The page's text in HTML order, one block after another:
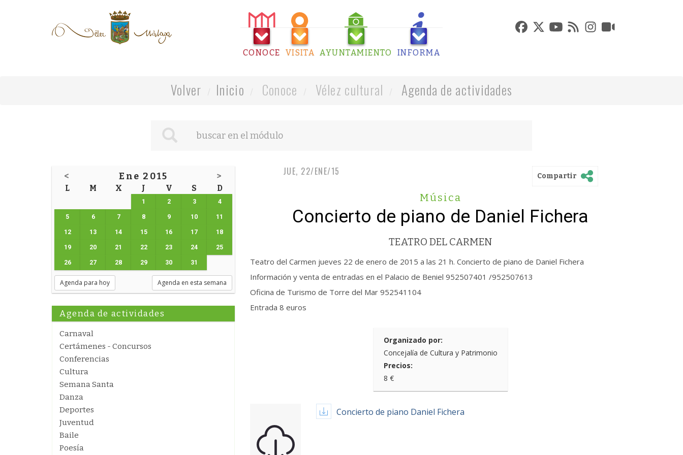
CONOCE VISITA AYUNTAMIENTO INFORMA
Volver Inicio Conoce Vélez cultural Agenda de actividades
< Ene 2015 >
L M X J V S D
1 2 3 4
5 6 7 8 9 10 11
12 13 14 15 16 17 18
19 20 21 22 23 24 25
26 27 28 29 30 31
Agenda para hoy Agenda en esta semana
Agenda de actividades
Carnaval
Certámenes - Concursos
Conferencias
Cultura
Semana Santa
Danza
Deportes
Juventud
Baile
Poesía
JUE, 22/ENE/15 Compartir
Música
Concierto de piano de Daniel Fichera
TEATRO DEL CARMEN
Teatro del Carmen jueves 22 de enero de 2015 a las 21 h. Concierto de piano de Daniel Fichera
Información y venta de entradas en el Palacio de Beniel 952507401 /952507613
Oficina de Turismo de Torre del Mar 952541104
Entrada 8 euros
Organizado por:
Concejalía de Cultura y Patrimonio
Precios:
8 €
Concierto de piano Daniel Fichera